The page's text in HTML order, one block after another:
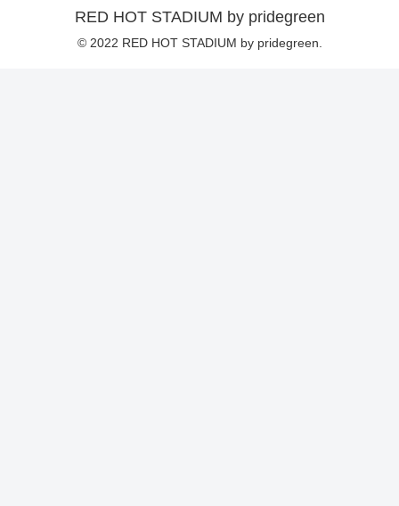
RED HOT STADIUM by pridegreen
© 2022 RED HOT STADIUM by pridegreen.